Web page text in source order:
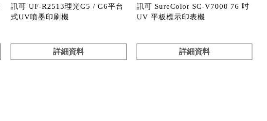
訊可 UF-R2513理光G5 / G6平台
式UV噴墨印刷機
詳細資料
訊可 SureColor SC-V7000 76 吋
UV 平板標示印表機
詳細資料